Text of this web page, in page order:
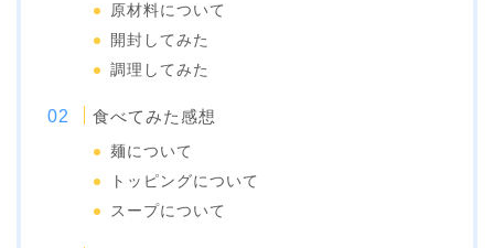
原材料について
開封してみた
調理してみた
食べてみた感想
麺について
トッピングについて
スープについて